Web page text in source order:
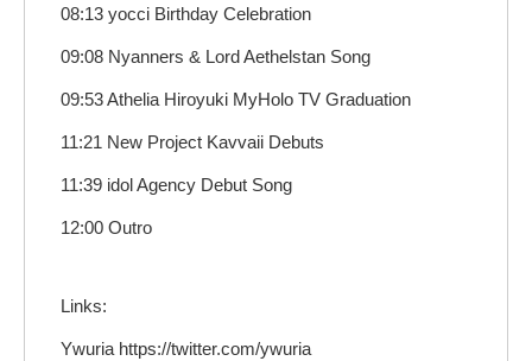
08:13 yocci Birthday Celebration
09:08 Nyanners & Lord Aethelstan Song
09:53 Athelia Hiroyuki MyHolo TV Graduation
11:21 New Project Kavvaii Debuts
11:39 idol Agency Debut Song
12:00 Outro
Links:
Ywuria https://twitter.com/ywuria